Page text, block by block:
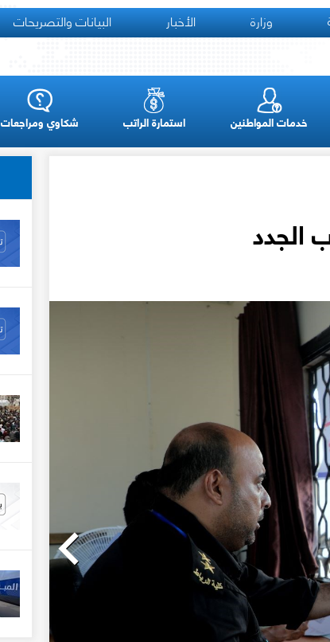
وزارة الأخبار البيانات والتصريحات
خدمات المواطنين استمارة الراتب شكاوي ومراجعات
الجدد